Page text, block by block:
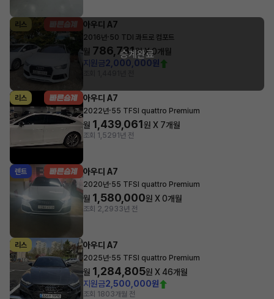
리스 아우디 A7
2016년· 50 TDI 콰트로 컴포트
월 786,731원 X0개월
지원금2,000,000원
승계완료
리스 아우디 A7
2022년·55 TFSI quattro Premium
월 1,439,061원 X 7개월
조회 1,5291년 전
렌트 아우디 A7
2020년·55 TFSI quattro Premium
월 1,580,000원 X0개월
조회 2,2933년 전
리스 아우디 A7
2025년·55 TFSI quattro Premium
월 1,284,805원 X46개월
지원금2,500,000원
조회 1803개월 전